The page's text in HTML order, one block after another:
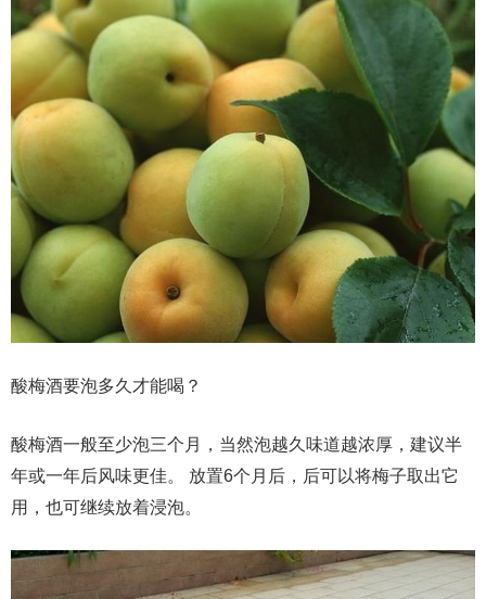
酸梅酒要泡多久才能喝？
酸梅酒一般至少泡三个月，当然泡越久味道越浓厚，建议半
年或一年后风味更佳。 放置6个月后，后可以将梅子取出它
用，也可继续放着浸泡。